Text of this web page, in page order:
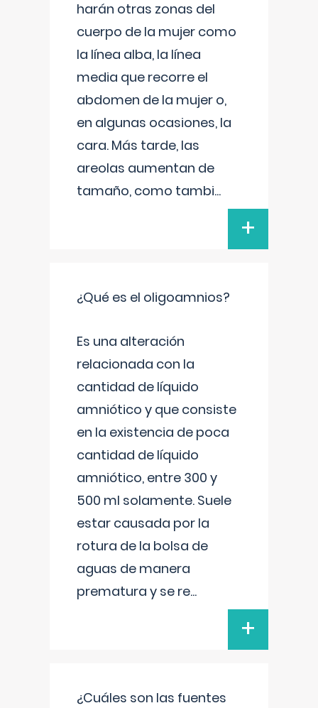
harán otras zonas del
cuerpo de la mujer como
la línea alba, la línea
media que recorre el
abdomen de la mujer o,
en algunas ocasiones, la
cara. Más tarde, las
areolas aumentan de
tamaño, como tambi...
+
¿Qué es el oligoamnios?
Es una alteración
relacionada con la
cantidad de líquido
amniótico y que consiste
en la existencia de poca
cantidad de líquido
amniótico, entre 300 y
500 ml solamente. Suele
estar causada por la
rotura de la bolsa de
aguas de manera
prematura y se re...
+
¿Cuáles son las fuentes